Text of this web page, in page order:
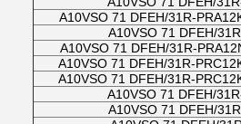
A10VSO 71 DFEH/31R-
A10VSO 71 DFEH/
A10VSO 71 DFEH/31R-
A10VSO 71 DFEH/31R-
A10VSO 71 DFEH/31R-
A10VSO 71 DFEH/
A10VSO 71 DFEH/